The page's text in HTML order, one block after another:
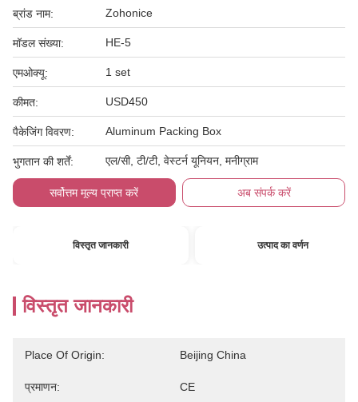
ब्रांड नाम: Zohonice
मॉडल संख्या: HE-5
एमओक्यू: 1 set
कीमत: USD450
पैकेजिंग विवरण: Aluminum Packing Box
भुगतान की शर्तें: एल/सी, टी/टी, वेस्टर्न यूनियन, मनीग्राम
सर्वोत्तम मूल्य प्राप्त करें अब संपर्क करें
विस्तृत जानकारी उत्पाद का वर्णन
विस्तृत जानकारी
Place Of Origin: Beijing China
प्रमाणन: CE